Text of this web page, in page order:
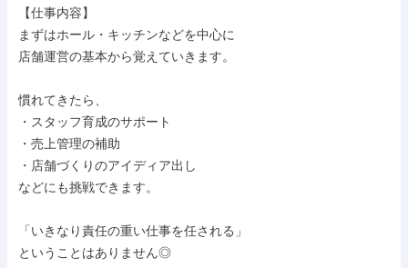
【仕事内容】
まずはホール・キッチンなどを中心に
店舗運営の基本から覚えていきます。
慣れてきたら、
・スタッフ育成のサポート
・売上管理の補助
・店舗づくりのアイディア出し
などにも挑戦できます。
「いきなり責任の重い仕事を任される」
ということはありません◎